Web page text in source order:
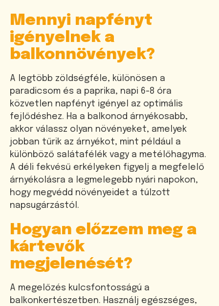
Mennyi napfényt
igényelnek a
balkonnövények?
A legtöbb zöldségféle, különösen a
paradicsom és a paprika, napi 6-8 óra
közvetlen napfényt igényel az optimális
fejlődéshez. Ha a balkonod árnyékosabb,
akkor válassz olyan növényeket, amelyek
jobban tűrik az árnyékot, mint például a
különböző salátafélék vagy a metélőhagyma.
A déli fekvésű erkélyeken figyelj a megfelelő
árnyékolásra a legmelegebb nyári napokon,
hogy megvédd növényeidet a túlzott
napsugárzástól.
Hogyan előzzem meg a
kártevők
megjelenését?
A megelőzés kulcsfontosságú a
balkonkertészetben. Használj egészséges,